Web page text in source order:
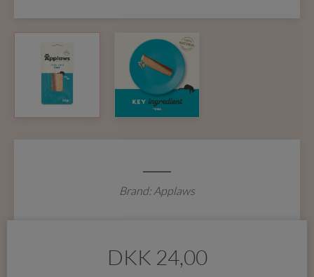
Brand: Applaws
DKK 24,00